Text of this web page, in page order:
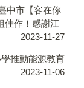
中市【客在你
佳作！感謝江
2023-11-27
推動能源教育
2023-11-06